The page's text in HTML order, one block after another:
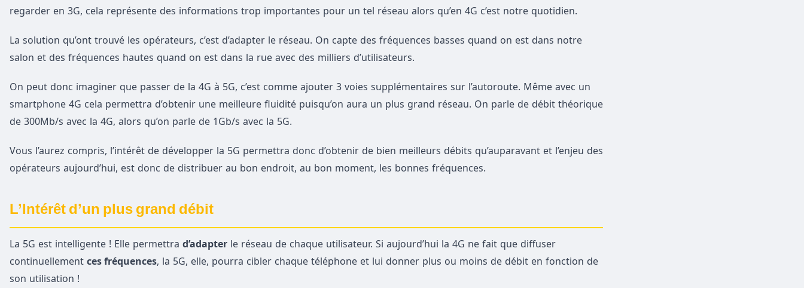
regarder en 3G, cela représente des informations trop importantes pour un tel réseau alors qu’en 4G c’est notre quotidien.
La solution qu’ont trouvé les opérateurs, c’est d’adapter le réseau. On capte des fréquences basses quand on est dans notre
salon et des fréquences hautes quand on est dans la rue avec des milliers d’utilisateurs.
On peut donc imaginer que passer de la 4G à 5G, c’est comme ajouter 3 voies supplémentaires sur l’autoroute. Même avec un
smartphone 4G cela permettra d’obtenir une meilleure fluidité puisqu’on aura un plus grand réseau. On parle de débit théorique
de 300Mb/s avec la 4G, alors qu’on parle de 1Gb/s avec la 5G.
Vous l’aurez compris, l’intérêt de développer la 5G permettra donc d’obtenir de bien meilleurs débits qu’auparavant et l’enjeu des
opérateurs aujourd’hui, est donc de distribuer au bon endroit, au bon moment, les bonnes fréquences.
L’Intérêt d’un plus grand débit
La 5G est intelligente ! Elle permettra d’adapter le réseau de chaque utilisateur. Si aujourd’hui la 4G ne fait que diffuser
continuellement ces fréquences, la 5G, elle, pourra cibler chaque téléphone et lui donner plus ou moins de débit en fonction de
son utilisation !